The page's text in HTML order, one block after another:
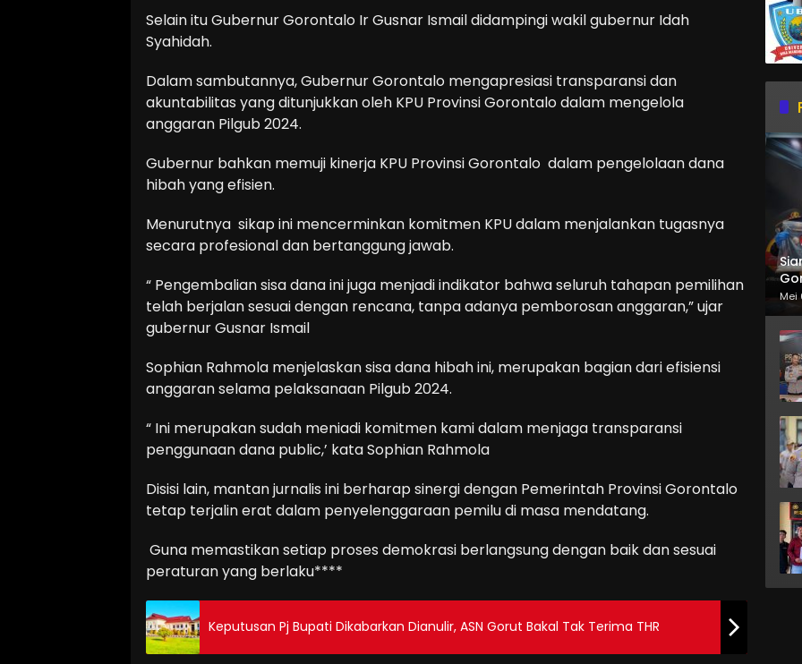
Selain itu Gubernur Gorontalo Ir Gusnar Ismail didampingi wakil gubernur Idah
Syahidah.
Dalam sambutannya, Gubernur Gorontalo mengapresiasi transparansi dan
akuntabilitas yang ditunjukkan oleh KPU Provinsi Gorontalo dalam mengelola
anggaran Pilgub 2024.
Gubernur bahkan memuji kinerja KPU Provinsi Gorontalo dalam pengelolaan dana
hibah yang efisien.
Menurutnya sikap ini mencerminkan komitmen KPU dalam menjalankan tugasnya
secara profesional dan bertanggung jawab.
“ Pengembalian sisa dana ini juga menjadi indikator bahwa seluruh tahapan pemilihan
telah berjalan sesuai dengan rencana, tanpa adanya pemborosan anggaran,” ujar
gubernur Gusnar Ismail
Sophian Rahmola menjelaskan sisa dana hibah ini, merupakan bagian dari efisiensi
anggaran selama pelaksanaan Pilgub 2024.
“ Ini merupakan sudah meniadi komitmen kami dalam menjaga transparansi
penggunaan dana public,’ kata Sophian Rahmola
Disisi lain, mantan jurnalis ini berharap sinergi dengan Pemerintah Provinsi Gorontalo
tetap terjalin erat dalam penyelenggaraan pemilu di masa mendatang.
Guna memastikan setiap proses demokrasi berlangsung dengan baik dan sesuai
peraturan yang berlaku****
Keputusan Pj Bupati Dikabarkan Dianulir, ASN Gorut Bakal Tak Terima THR
Mei